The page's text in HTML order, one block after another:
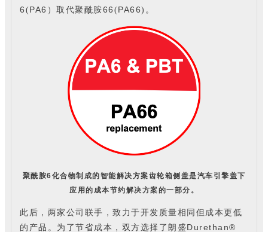
6 ( PA6 ）取代聚酰胺66 ( PA66)。
聚酰胺6化合物制成的智能解决方案齿轮箱侧盖是汽车引擎盖下
应用的成本节约解决方案的一部分。
此后，两家公司联手，致力于开发质量相同但成本更低
的产品。为了节省成本，双方选择了朗盛 Durethan®